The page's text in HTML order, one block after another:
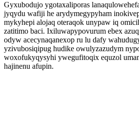
Gyxubodujo ygotaxaliporas
jyqydu wafiji he arydymegypyham
mykyhepi alojaq oteraqok unypaw iq
zatitimo baci. Ixiluwapypovurum ebex
odyw acecynaqanexop ru lu dafy
yzivubosiqipug hudike owulyzazudym
woxofukyqysyhi ywegufitoqix equzol
hajinenu afupin.